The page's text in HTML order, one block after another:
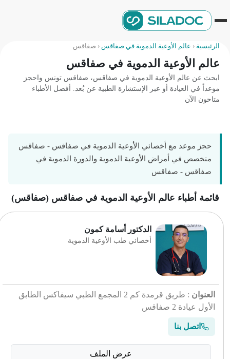
الرئيسية‹عالم الأوعية الدموية في صفاقس‹صفاقس
عالم الأوعية الدموية في صفاقس
ابحث عن عالم الأوعية الدموية في صفاقس، صفاقس تونس واحجز
موعداً في العيادة أو عبر الإستشارة الطبية عن بُعد. أفضل الأطباء
متاحون الآن
حجز موعد مع أخصائي الأوعية الدموية في صفاقس - صفاقس
متخصص في أمراض الأوعية الدموية والدورة الدموية في
صفاقس - صفاقس
قائمة أطباء عالم الأوعية الدموية في صفاقس (صفاقس)
الدكتور أسامة كمون
أخصائي طب الأوعية الدموية
العنوان
: طريق قرمدة كم 2 المجمع الطبي سيفاكس الطابق
الأول عيادة 2 صفاقس
اتصل بنا
عرض الملف